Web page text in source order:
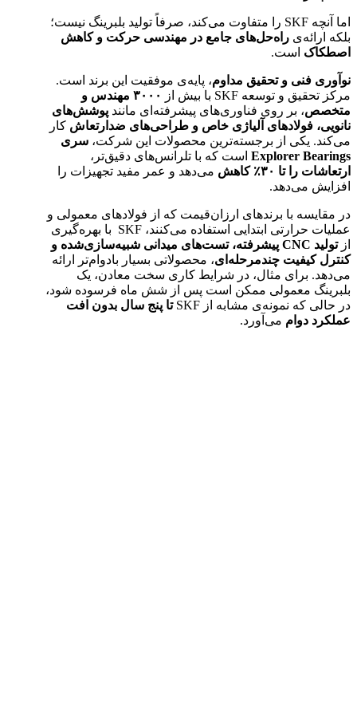
اما آنچه SKF را متفاوت می‌کند، صرفاً تولید بلبرینگ نیست؛
بلکه ارائه‌ی راه‌حل‌های جامع در مهندسی حرکت و کاهش
اصطکاک است.
نوآوری فنی و تحقیق مداوم، پایه‌ی موفقیت این برند است.
مرکز تحقیق و توسعه SKF با بیش از
۳۰۰۰ مهندس و
متخصص، بر روی فناوری‌های پیشرفته‌ای مانند پوشش‌های
نانویی، فولادهای آلیاژی خاص و طراحی‌های ضد‌ارتعاش کار
می‌کند. یکی از برجسته‌ترین محصولات این شرکت، سری
Explorer Bearings است که با تلرانس‌های دقیق‌تر،
ارتعاشات را تا ۳۰٪ کاهش می‌دهد و عمر مفید تجهیزات را
افزایش می‌دهد.
در مقایسه با برندهای ارزان‌قیمت که از فولادهای معمولی و
عملیات حرارتی ابتدایی استفاده می‌کنند، SKF با بهره‌گیری
ازتولید
پیشرفته، تست‌های میدانی شبیه‌سازی‌شده و
کنترل کیفیت چندمرحله‌ای، محصولاتی بسیار بادوام‌تر ارائه
می‌دهد. برای مثال، در شرایط کاری سخت معادن، یک
بلبرینگ معمولی ممکن است پس از شش ماه فرسوده شود،
در حالی که نمونه‌ی مشابه از SKF
تا پنج سال بدون افت
عملکرد دوام می‌آورد.